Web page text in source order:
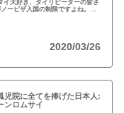
イ大好き、タイリピーターの皆さ
ービザ入国の制限ですよね。近
2020/03/26
児院に全てを捧げた日本人:
ンロムサイ